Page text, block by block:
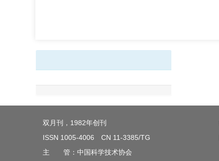
双月刊，1982年创刊
ISSN 1005-4006 CN 11-3385/TG
主 管：中国科学技术协会